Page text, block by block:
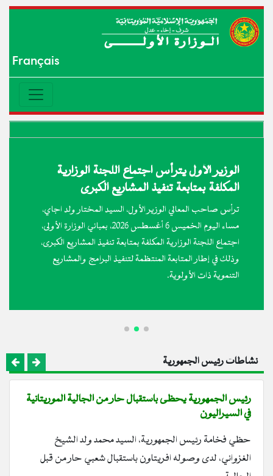
Français
الوزير الأول يترأس اجتماع اللجنة الوزارية
المكلفة بمتابعة تنفيذ المشاريع الكبرى
ترأس صاحب المعالي الوزير الأول، السيد المختار ولد اجاي،
مساء اليوم الخميس 6 أغسطس 2026، بمباني الوزارة الأولى،
اجتماع اللجنة الوزارية المكلفة بمتابعة تنفيذ المشاريع الكبرى،
وذلك في إطار المتابعة المنتظمة لتنفيذ البرامج والمشاريع
التنموية ذات الأولوية.
نشاطات رئيس الجمهورية
رئيس الجمهورية يحظى باستقبال حار من الجالية الموريتانية
في السيراليون
حظي فخامة رئيس الجمهورية، السيد محمد ولد الشيخ
الغزواني، لدى وصوله افريتاون باستقبال شعبي حار من قبل